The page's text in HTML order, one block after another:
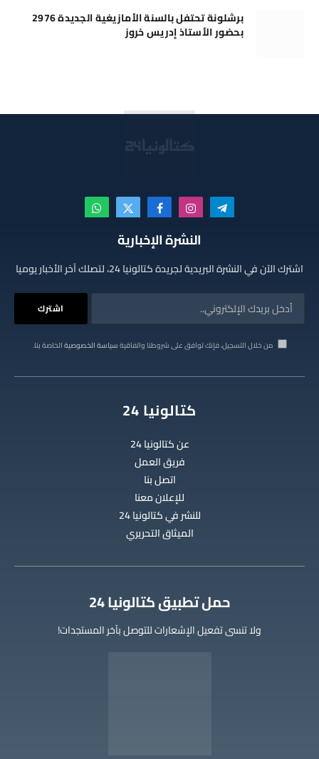
برشلونة تحتفل بالسنة الأمازيغية الجديدة 2976
بحضور الأستاذ إدريس خروز
تيلقرام الانستغرامفيسبوكX
(Twitter)
واتساب
النشرة الإخبارية
اشترك الآن في النشرة البريدية لجريدة كتالونيا 24، لتصلك آخر الأخبار يوميا
من خلال التسجيل، فإنك توافق على شروطنا واتفاقيةسياسة الخصوصيةالخاصة بنا.
كتالونيا 24
عن كتالونيا 24
فريق العمل
اتصل بنا
للإعلان معنا
للنشر في كتالونيا 24
الميثاق التحريري
‫حمل تطبيق كتالونيا 24
ولا تنسى تفعيل الإشعارات للتوصل بآخر المستجدات!